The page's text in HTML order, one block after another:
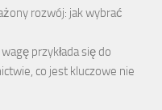
rozwój: jak wybrać
przykłada się do
co jest kluczowe nie